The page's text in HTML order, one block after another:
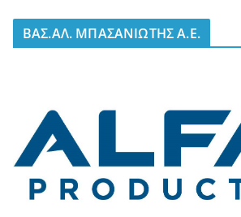
BΑΣ.ΑΛ. ΜΠΑΣΑΝΙΩΤΗΣ Α.Ε.